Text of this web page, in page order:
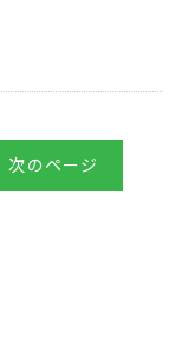
次のページ